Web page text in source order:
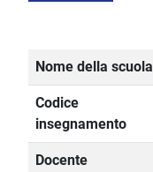
Nome della scuola
Codice
insegnamento
Docente